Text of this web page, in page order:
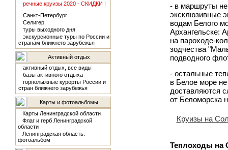
речные круизы 2020 - СКИДКИ !
Санкт-Петербург
Селигер
туры выходного дня
экскурсионные туры по России и
странам ближнего зарубежья
Активный отдых
активный отдых, все виды
базы активного отдыха
горнолыжные курорты России и
стран ближнего зарубежья
Карты и фотоальбомы
Карты Ленинградской области
Флаг и герб Ленинградской
области
Ленинградская область:
фотоальбом
- в маршруты
эксклюзивные
водам Белого
Архангельске:
на пароходе-
зодчества
подводного
- остальные
в Белое море
доставляются
от Беломорска
Круизы на
Теплоходы на